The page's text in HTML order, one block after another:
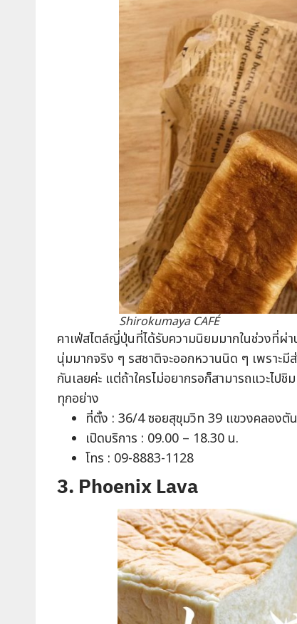
Shirokumaya CAFÉ
คาเฟ่สไตล์ญี่ปุ่นที่ได้รับความนิยมมากในช่วงที่ผ่
นุ่มมากจริง ๆ รสชาติจะออกหวานนิด ๆ เพราะ
กันเลยค่ะ แต่ถ้าใครไม่อยากรอก็สามารถแวะไปชิ
ทุกอย่าง
ที่ตั้ง : 36/4 ซอยสุขุมวิท 39 แขวงคลองตั
เปิดบริการ : 09.00 – 18.30 น.
โทร : 09-8883-1128
3. Phoenix Lava